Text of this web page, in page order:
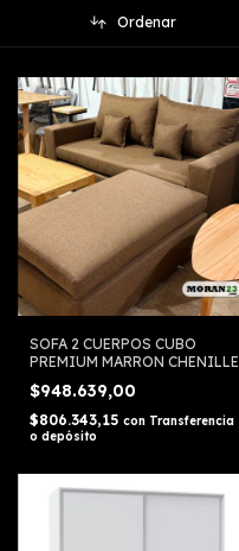
Ordenar
SOFA 2 CUERPOS CUBO
PREMIUM MARRON CHENILLE
$948.639,00
$806.343,15 con Transferencia
o depósito